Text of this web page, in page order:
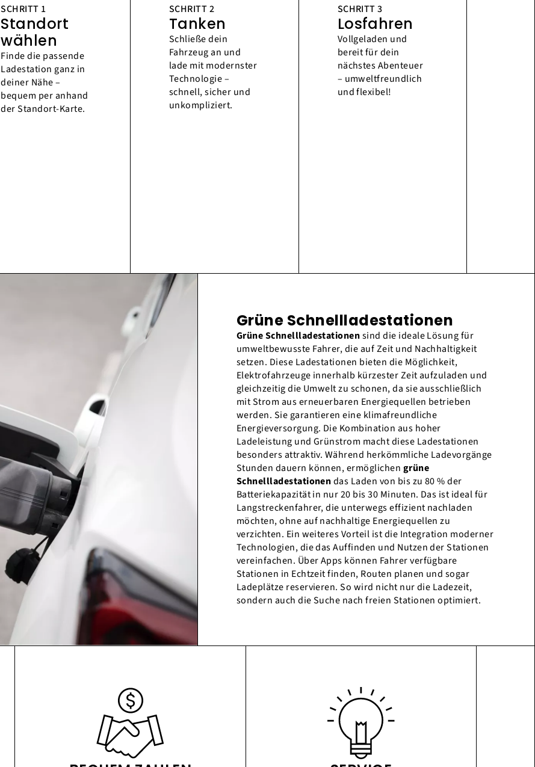
SCHRITT 1
Standort
wählen
Finde die passende
Ladestation ganz in
deiner Nähe –
bequem per anhand
der Standort-Karte.
SCHRITT 2
Tanken
Schließe dein
Fahrzeug an und
lade mit modernster
Technologie –
schnell, sicher und
unkompliziert.
SCHRITT 3
Losfahren
Vollgeladen und
bereit für dein
nächstes Abenteuer
– umweltfreundlich
und flexibel!
Grüne Schnellladestationen
Grüne Schnellladestationensind die ideale Lösung für
umweltbewusste Fahrer, die auf Zeit und Nachhaltigkeit
setzen. Diese Ladestationen bieten die Möglichkeit,
Elektrofahrzeuge innerhalb kürzester Zeit aufzuladen und
gleichzeitig die Umwelt zu schonen, da sie ausschließlich
mit Strom aus erneuerbaren Energiequellen betrieben
werden. Sie garantieren eine klimafreundliche
Energieversorgung. Die Kombination aus hoher
Ladeleistung und Grünstrom macht diese Ladestationen
besonders attraktiv. Während herkömmliche Ladevorgänge
Stunden dauern können, ermöglichen grüne
Schnellladestationendas Laden von bis zu 80 % der
Batteriekapazität in nur 20 bis 30 Minuten. Das ist ideal für
Langstreckenfahrer, die unterwegs effizient nachladen
möchten, ohne auf nachhaltige Energiequellen zu
verzichten. Ein weiteres Vorteil ist die Integration moderner
Technologien, die das Auffinden und Nutzen der Stationen
vereinfachen. Über Apps können Fahrer verfügbare
Stationen in Echtzeit finden, Routen planen und sogar
Ladeplätze reservieren. So wird nicht nur die Ladezeit,
sondern auch die Suche nach freien Stationen optimiert.